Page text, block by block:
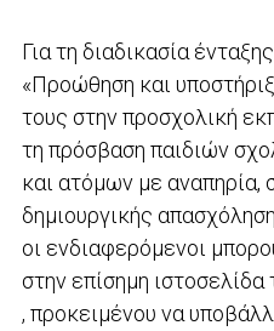
Για τη διαδικασία
«Προώθηση και
τους στην προσχολική
τη πρόσβαση παιδιών
και ατόμων με αναπηρία,
δημιουργικής
οι ενδιαφερόμενοι
στην επίσημη
, προκειμένου να